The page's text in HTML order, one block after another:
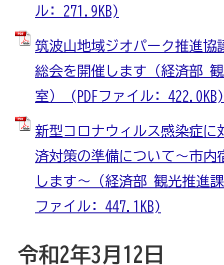
ル: 271.9KB)
筑波山地域ジオパーク推進
総会を開催します（経済部
室） (PDFファイル: 422.0KB)
新型コロナウィルス感染症に
済対策の準備について～市内
します～（経済部 観光推進
ファイル: 447.1KB)
令和2年3月12日